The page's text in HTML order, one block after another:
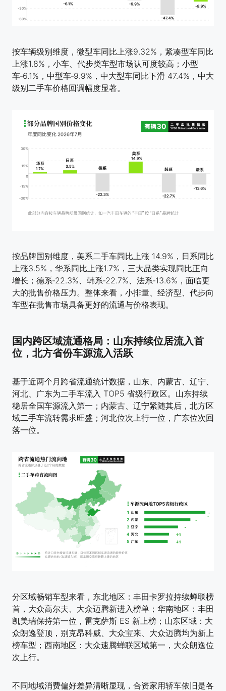
按车辆级别维度，微型车同比上涨9.32%，紧凑型车同比
上涨1.8%，小车、代步类车型市场认可度较高；小型
车‑6.1%，中型车‑9.9%，中大型车同比下滑 47.4%，中大
级别二手车价格回调幅度显著。
按品牌国别维度，美系二手车同比上涨 14.9%，日系同比
上涨3.5%，华系同比上涨1.7%，三大品类实现同比正向
增长；德系‑22.3%、韩系‑22.7%、法系‑13.6%，面临更
大的批售价格压力。整体来看，小排量、经济型、代步向
车型在批售市场具备更好的流通与价格表现。
国内跨区域流通格局：山东持续位居流入首
位，北方省份车源流入活跃
基于近两个月跨省流通统计数据，山东、内蒙古、辽宁、
河北、广东为二手车流入 TOP5 省级行政区。山东持续
稳居全国车源流入第一；内蒙古、辽宁紧随其后，北方区
域二手车流转需求旺盛；河北位次上行一位，广东位次回
落一位。
分区域畅销车型来看，东北地区：丰田卡罗拉持续蝉联榜
首，大众高尔夫、大众迈腾新进入榜单；华南地区：丰田
凯美瑞保持第一位，雷克萨斯 ES 新上榜；山东区域：大
众朗逸登顶，别克昂科威、大众宝来、大众迈腾均为新上
榜车型；西南地区：大众速腾蝉联区域第一，大众朗逸位
次上行。
不同地域消费偏好差异清晰显现，合资家用轿车依旧是各